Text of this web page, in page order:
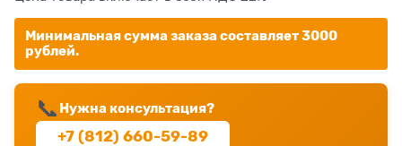
Минимальная сумма заказа составляет 3000
рублей.
📞 Нужна консультация?
+7 (812) 660-59-89